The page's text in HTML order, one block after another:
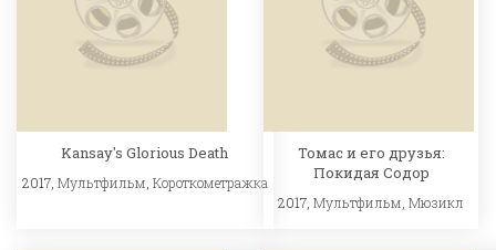
Kansay's Glorious Death
2017, Мультфильм Короткометражка
Томас и его друзья:
Покидая Содор
2017,Мультфильм ,Мюзикл